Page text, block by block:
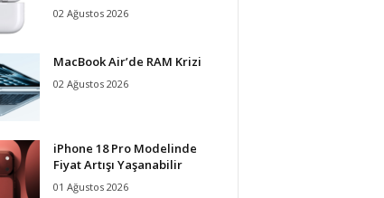
02 Ağustos 2026
MacBook Air’de RAM Krizi
02 Ağustos 2026
iPhone 18 Pro Modelinde
Fiyat Artışı Yaşanabilir
01 Ağustos 2026